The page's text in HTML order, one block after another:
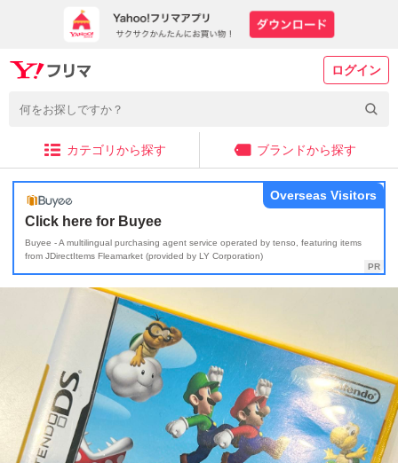
ログイン
カテゴリから探す ブランドから探す
Click here for Buyee
Buyee - A multilingual purchasing agent service operated by tenso, featuring items
from JDirectItems Fleamarket (provided by LY Corporation)
Overseas Visitors